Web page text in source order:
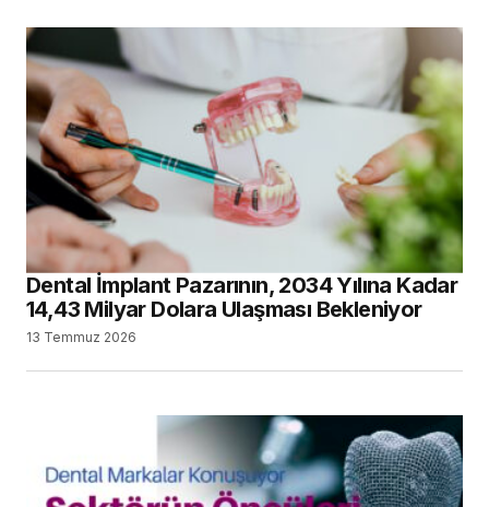
Dental İmplant Pazarının, 2034 Yılına Kadar
14,43 Milyar Dolara Ulaşması Bekleniyor
13 Temmuz 2026